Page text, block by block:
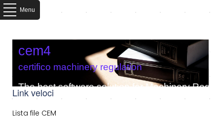
Menu
cem4
certifico machinery regulation
The best software solution for Machinery
Link veloci
Lista file CEM